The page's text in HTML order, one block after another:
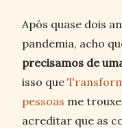
Após quase dois
pandemia, acho
precisamos de
isso que
pessoas me
acreditar que as